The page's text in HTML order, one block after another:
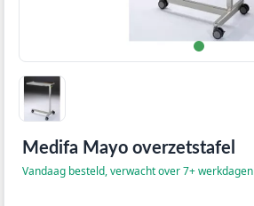
Medifa Mayo overzetstafel
Vandaag besteld, verwacht over 7+ werkdagen